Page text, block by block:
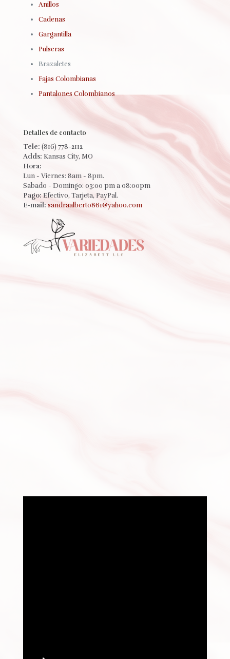
Anillos
Cadenas
Gargantilla
Pulseras
Brazaletes
Fajas Colombianas
Pantalones Colombianos
Detalles de contacto
Tele: (816) 778-2112
Adds: Kansas City, MO
Hora:
Lun - Viernes: 8am - 8pm.
Sabado - Domingo: 03:00 pm a 08:00pm
Pago: Efectivo, Tarjeta, PayPal.
E-mail: sandraalberto861@yahoo.com